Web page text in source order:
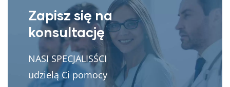
Zapisz się na
konsultację
NASI SPECJALISŚCI
udzielą Ci pomocy